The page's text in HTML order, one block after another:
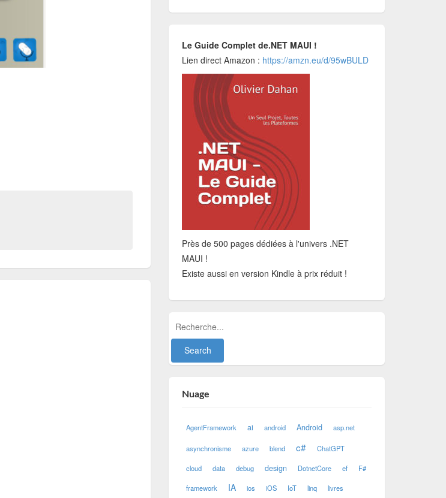
Le Guide Complet de.NET MAUI !
Lien direct Amazon : https://amzn.eu/d/95wBULD
Près de 500 pages dédiées à l'univers .NET
MAUI !
Existe aussi en version Kindle à prix réduit !
Nuage
AgentFramework ai android Android asp.net
asynchronisme azure blend c# ChatGPT
cloud data debug design DotnetCore ef F#
framework IA ios iOS IoT linq livres